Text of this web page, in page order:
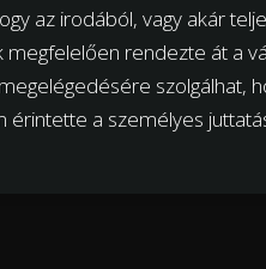
az irodából, vagy akár
rendezte át a
szolgálhat,
a személyes